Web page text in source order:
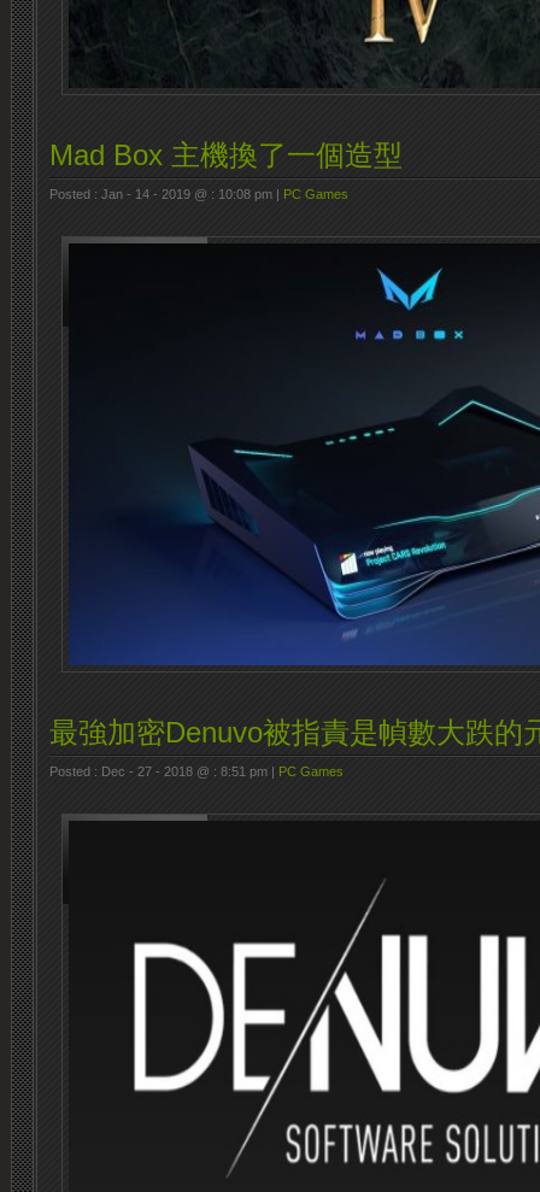
Mad Box 主機換了一個造型
Posted : Jan - 14 - 2019 @ : 10:08 pm | PC Games
最強加密Denuvo被指責是幀數大跌的
Posted : Dec - 27 - 2018 @ : 8:51 pm | PC Games